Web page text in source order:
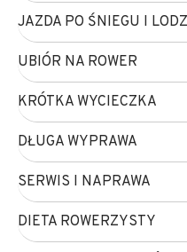
JAZDA PO ŚNIEGU I
UBIÓR NA ROWER
KRÓTKA WYCIECZKA
DŁUGA WYPRAWA
SERWIS I NAPRAWA
DIETA ROWERZYSTY